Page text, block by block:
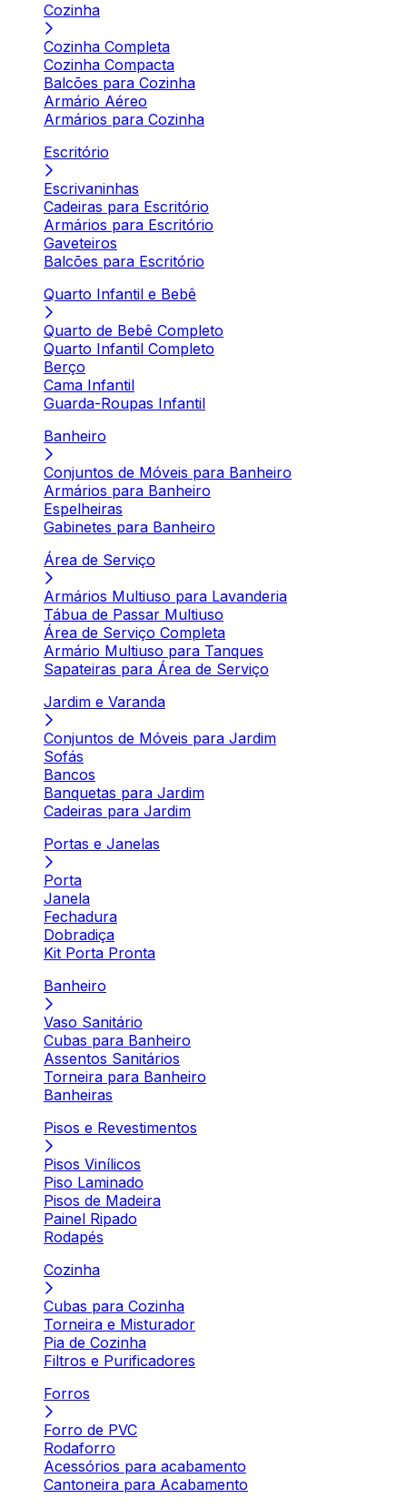
Cozinha
Cozinha Completa
Cozinha Compacta
Balcões para Cozinha
Armário Aéreo
Armários para Cozinha
Escritório
Escrivaninhas
Cadeiras para Escritório
Armários para Escritório
Gaveteiros
Balcões para Escritório
Quarto Infantil e Bebê
Quarto de Bebê Completo
Quarto Infantil Completo
Berço
Cama Infantil
Guarda-Roupas Infantil
Banheiro
Conjuntos de Móveis para Banheiro
Armários para Banheiro
Espelheiras
Gabinetes para Banheiro
Área de Serviço
Armários Multiuso para Lavanderia
Tábua de Passar Multiuso
Área de Serviço Completa
Armário Multiuso para Tanques
Sapateiras para Área de Serviço
Jardim e Varanda
Conjuntos de Móveis para Jardim
Sofás
Bancos
Banquetas para Jardim
Cadeiras para Jardim
Portas e Janelas
Porta
Janela
Fechadura
Dobradiça
Kit Porta Pronta
Banheiro
Vaso Sanitário
Cubas para Banheiro
Assentos Sanitários
Torneira para Banheiro
Banheiras
Pisos e Revestimentos
Pisos Vinílicos
Piso Laminado
Pisos de Madeira
Painel Ripado
Rodapés
Cozinha
Cubas para Cozinha
Torneira e Misturador
Pia de Cozinha
Filtros e Purificadores
Forros
Forro de PVC
Rodaforro
Acessórios para acabamento
Cantoneira para Acabamento